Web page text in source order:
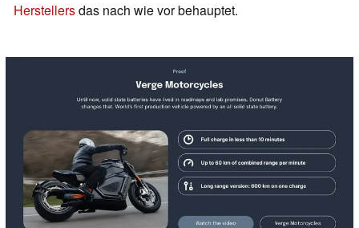
Herstellersdas nach wie vor behauptet.